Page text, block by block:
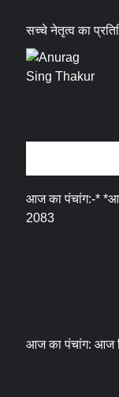
सच्चे नेतृत्व का
आज का पंचांग:-*
2083